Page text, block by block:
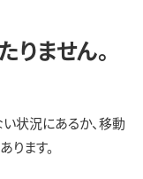
ません。
状況にあるか、移動
ます。